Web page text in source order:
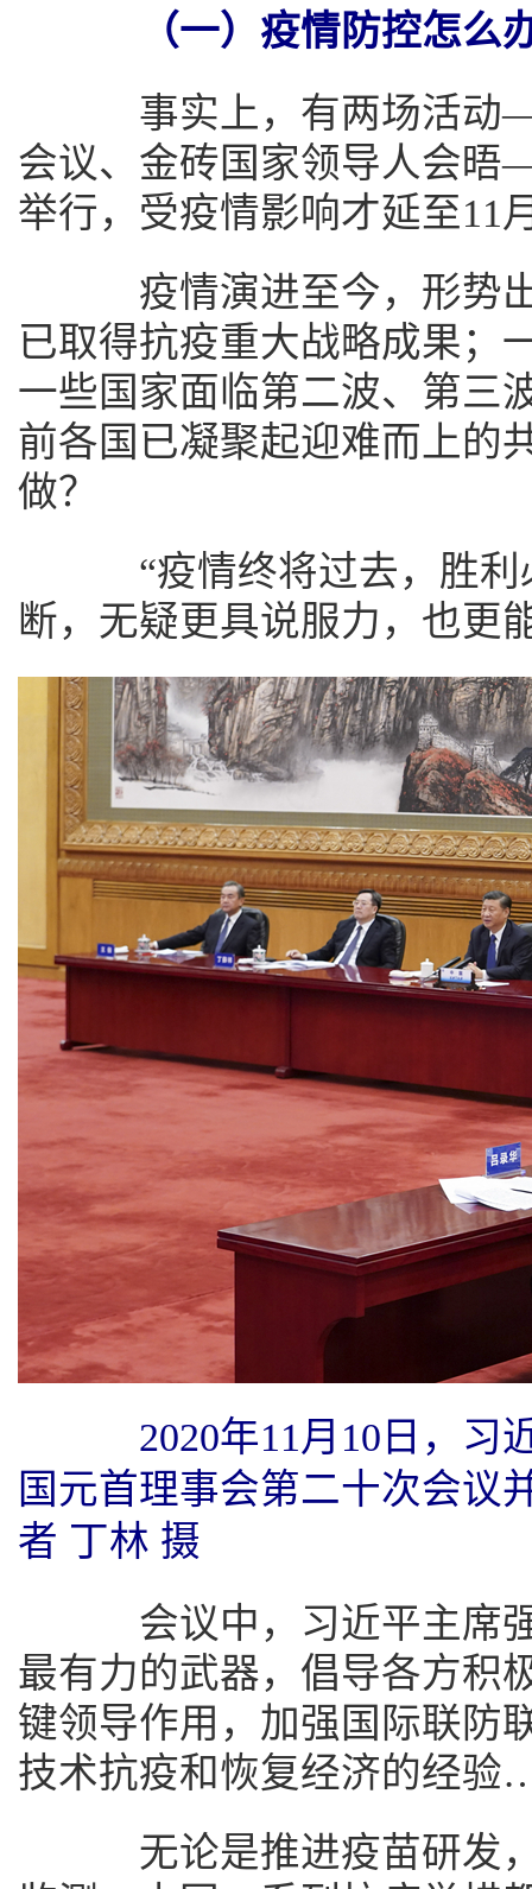
（一）疫情防控怎么
事实上，有两场活动
会议、金砖国家领导人会
举行，受疫情影响才延至11
疫情演进至今，形势出
已取得抗疫重大战略成果；
一些国家面临第二波、第三
前各国已凝聚起迎难而上的
做？
“疫情终将过去，胜利
断，无疑更具说服力，也更
2020年11月10日，习
国元首理事会第二十次会议
者 丁林 摄
会议中，习近平主席强
最有力的武器，倡导各方积
键领导作用，加强国际联防
技术抗疫和恢复经济的经
无论是推进疫苗研发，